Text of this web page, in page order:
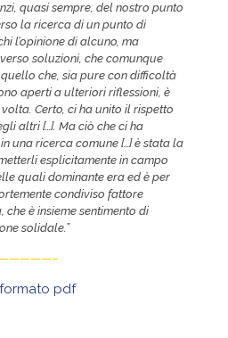
quasi sempre, del nostro punto
la ricerca di un punto di
l’opinione di alcuno, ma
soluzioni, che comunque
che, sia pure con difficoltà
aperti a ulteriori riflessioni, è
Certo, ci ha unito il rispetto
altri […]. Ma ciò che ci ha
una ricerca comune […] è stata la
esplicitamente in campo
quali dominante era ed è per
condiviso fattore
è insieme sentimento di
solidale.”
pdf